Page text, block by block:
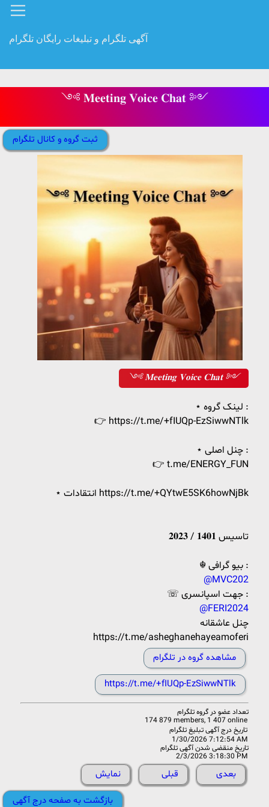
آگهی تلگرام و تبلیغات رایگان تلگرام
༺ 𝐌𝐞𝐞𝐭𝐢𝐧𝐠 𝐕𝐨𝐢𝐜𝐞 𝐂𝐡𝐚𝐭 ༻
ثبت گروه و کانال تلگرام
༺ 𝐌𝐞𝐞𝐭𝐢𝐧𝐠 𝐕𝐨𝐢𝐜𝐞 𝐂𝐡𝐚𝐭 ༻
⋆‌ لینک گروه :
👉 https://t.me/+fIUQp-EzSiwwNTlk
⋆‌ چنل اصلی :
👉 t.me/ENERGY_FUN
⋆‌ انتقادات https://t.me/+QYtwE5SK6howNjBk
تاسیس 𝟏𝟒𝟎𝟏 / 𝟐𝟎𝟐𝟑
☬ بیو‌ گرافی :
@MVC202
☏ جهت اسپانسری :
@FERI2024
چنل عاشقانه
https://t.me/asheghanehayeamoferi
مشاهده گروه در تلگرام
https://t.me/+fIUQp-EzSiwwNTlk
تعداد عضو در گروه تلگرام
174 879 members, 1 407 online
تاریخ درج آگهی تبلیغ تلگرام
1/30/2026 7:12:54 AM
تاریخ منقضی شدن آگهی تلگرام
2/3/2026 3:18:30 PM
نمایش قبلی بعدی
بازگشت به صفحه درج آگهی